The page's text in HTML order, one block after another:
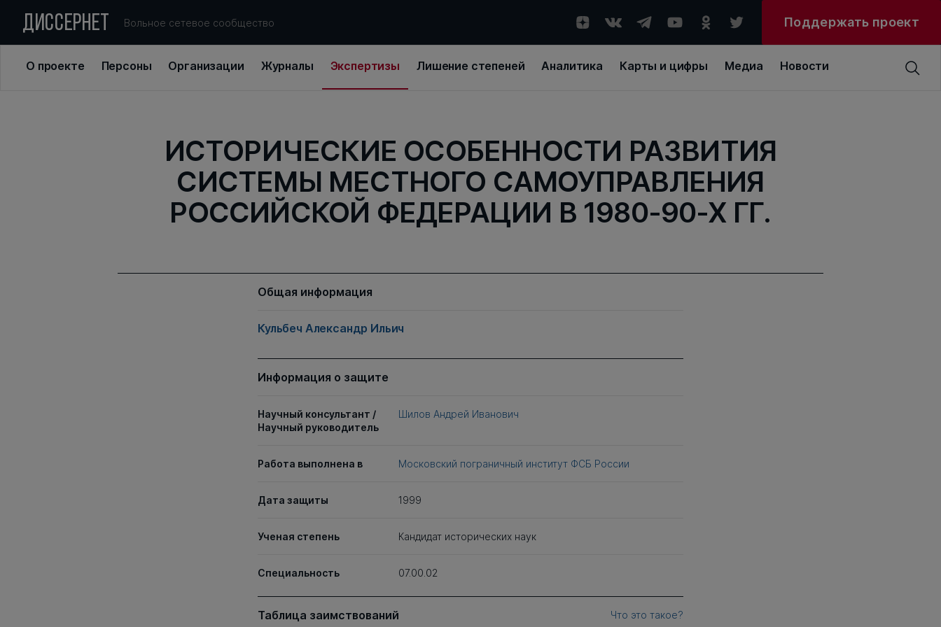
ДИССЕРНЕТ Вольное сетевое сообщество Поддержать проект
О проекте Персоны Организации Журналы Экспертизы Лишение степеней Аналитика Карты и цифры Медиа Новости
ИСТОРИЧЕСКИЕ ОСОБЕННОСТИ РАЗВИТИЯ
СИСТЕМЫ МЕСТНОГО САМОУПРАВЛЕНИЯ
РОССИЙСКОЙ ФЕДЕРАЦИИ В 1980-90-Х ГГ.
Общая информация
Кульбеч Александр Ильич
Информация о защите
Научный консультант /
Научный руководитель
Шилов Андрей Иванович
Работа выполнена в Московский пограничный институт ФСБ России
Дата защиты 1999
Ученая степень Кандидат исторических наук
Специальность 07.00.02
Таблица заимствований Что это такое?